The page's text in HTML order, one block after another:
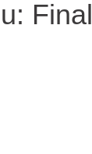
Final